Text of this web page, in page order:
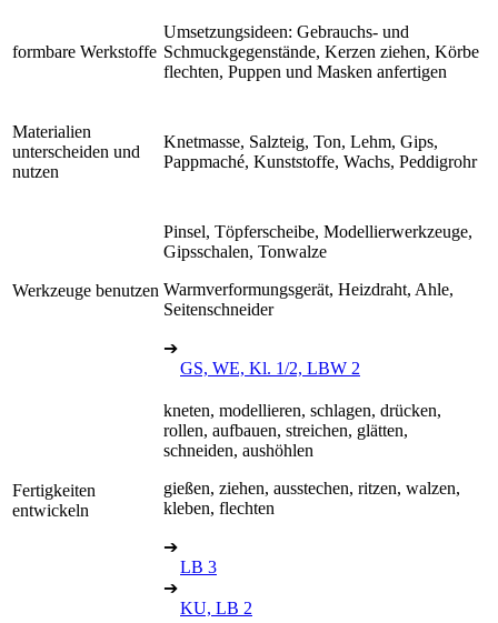
formbare Werkstoffe
Umsetzungsideen: Gebrauchs- und
Schmuckgegenstände, Kerzen ziehen, Körbe
flechten, Puppen und Masken anfertigen
Materialien
unterscheiden und
nutzen
Knetmasse, Salzteig, Ton, Lehm, Gips,
Pappmaché, Kunststoffe, Wachs, Peddigrohr
Werkzeuge benutzen
Pinsel, Töpferscheibe, Modellierwerkzeuge,
Gipsschalen, Tonwalze
Warmverformungsgerät, Heizdraht, Ahle,
Seitenschneider
➔
GS, WE, Kl. 1/2, LBW 2
Fertigkeiten
entwickeln
kneten, modellieren, schlagen, drücken,
rollen, aufbauen, streichen, glätten,
schneiden, aushöhlen
gießen, ziehen, ausstechen, ritzen, walzen,
kleben, flechten
➔
LB 3
➔
KU, LB 2